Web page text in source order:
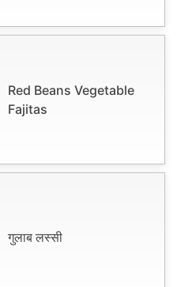
Red Beans Vegetable
Fajitas
गुलाब लस्सी